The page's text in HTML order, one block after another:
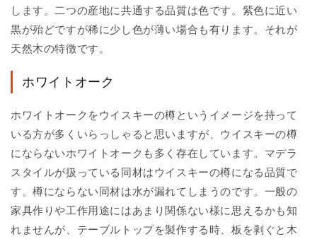
します。二つの産地に共通する品質は色です。紫色に近い
黒が殆どですが稀に少し色が薄い場合も有ります。それが
天然木の特徴です。
ホワイトオーク
ホワイトオークをウイスキーの樽というイメージを持って
いる方が多くいらっしゃると思いますが、ウイスキーの樽
にならないホワイトオークも多く存在しています。マデラ
スタイルが扱っている同材はウイスキーの樽になる品質で
す。樽にならない同材は水が漏れてしまうのです。一般の
家具作りや工作用途にはあまり関係ない様に思えるかも知
れませんが、テーブルトップを製作する時、板を剥ぐと木